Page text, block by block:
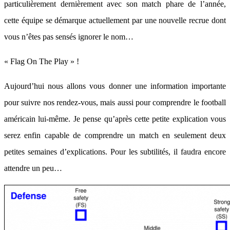
particulièrement dernièrement avec son match phare de l’année,
cette équipe se démarque actuellement par une nouvelle recrue dont
vous n’êtes pas sensés ignorer le nom…
« Flag On The Play » !
Aujourd’hui nous allons vous donner une information importante
pour suivre nos rendez-vous, mais aussi pour comprendre le football
américain lui-même. Je pense qu’après cette petite explication vous
serez enfin capable de comprendre un match en seulement deux
petites semaines d’explications. Pour les subtilités, il faudra encore
attendre un peu…